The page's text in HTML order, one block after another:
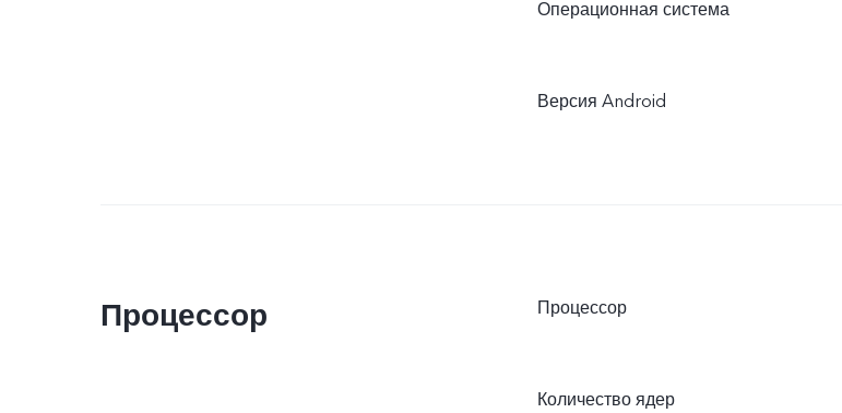
Операционная система
Версия Android
Процессор Процессор
Количество ядер